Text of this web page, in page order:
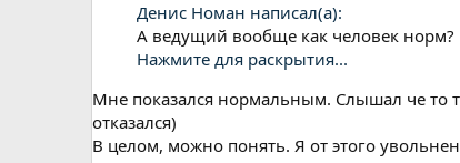
Денис Номан написал(а):
А ведущий вообще как человек норм?
Нажмите для раскрытия...
Мне показался нормальным. Слышал че то
отказался)
В целом, можно понять. Я от этого